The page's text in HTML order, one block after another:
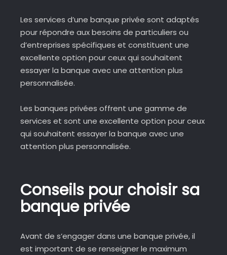
Les services d’une banque privée sont adaptés
pour répondre aux besoins de particuliers ou
d’entreprises spécifiques et constituent une
excellente option pour ceux qui souhaitent
essayer la banque avec une attention plus
personnalisée.
Les banques privées offrent une gamme de
services et sont une excellente option pour ceux
qui souhaitent essayer la banque avec une
attention plus personnalisée.
Conseils pour choisir sa
banque privée
Avant de s’engager dans une banque privée, il
est important de se renseigner le maximum